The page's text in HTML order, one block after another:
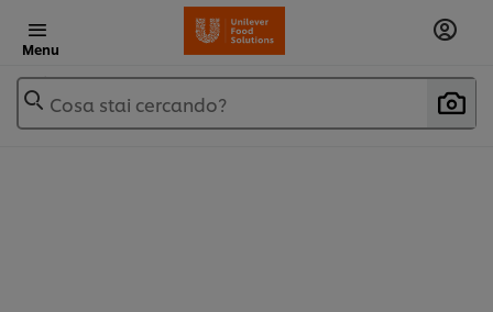
Menu
Cosa stai cercando?